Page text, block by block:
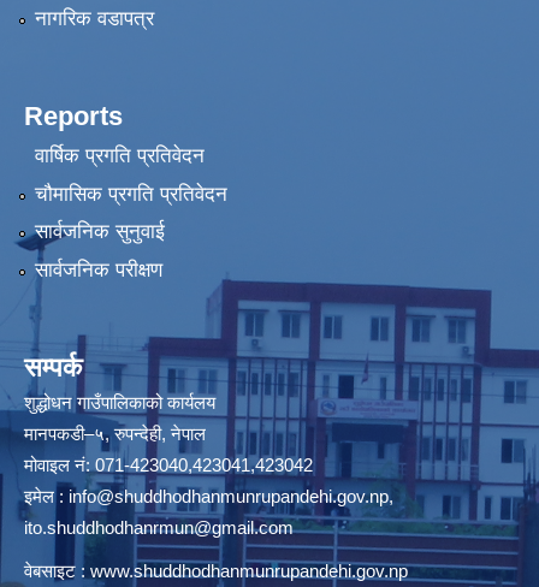
नागरिक वडापत्र
Reports
वार्षिक प्रगति प्रतिवेदन
चौमासिक प्रगति प्रतिवेदन
सार्वजनिक सुनुवाई
सार्वजनिक परीक्षण
सम्पर्क
शुद्धोधन गाउँपालिकाको कार्यलय
मानपकडी–५, रुपन्देही, नेपाल
मोवाइल नं: 071-423040,423041,423042
इमेल : info@shuddhodhanmunrupandehi.gov.np,
ito.shuddhodhanrmun@gmail.com
वेबसाइट : www.shuddhodhanmunrupandehi.gov.np